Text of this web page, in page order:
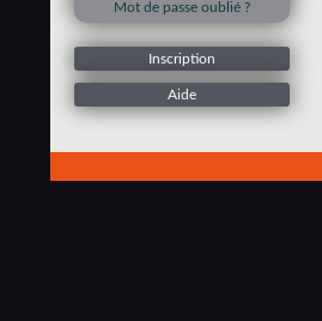
Mot de passe oublié ?
Inscription
Aide